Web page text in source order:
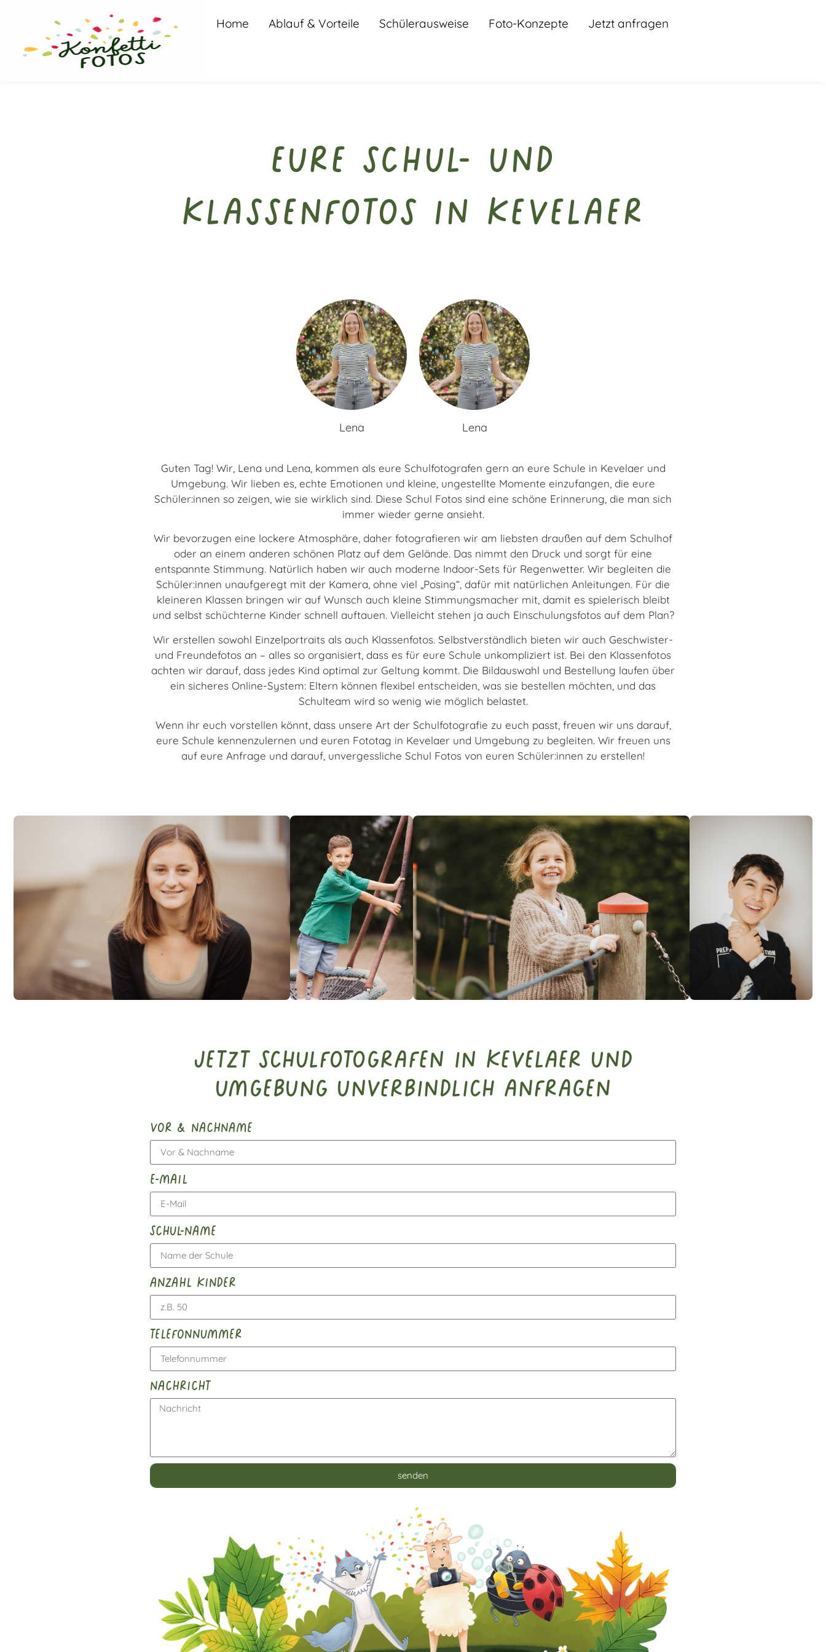
Home Ablauf & Vorteile Schülerausweise Foto-Konzepte Jetzt anfragen
Eure Schul- und
Klassenfotos in Kevelaer
Lena Lena
Guten Tag! Wir, Lena und Lena, kommen als eure Schulfotografen gern an eure Schule in Kevelaer und
Umgebung. Wir lieben es, echte Emotionen und kleine, ungestellte Momente einzufangen, die eure
Schüler:innen so zeigen, wie sie wirklich sind. Diese Schul Fotos sind eine schöne Erinnerung, die man sich
immer wieder gerne ansieht.
Wir bevorzugen eine lockere Atmosphäre, daher fotografieren wir am liebsten draußen auf dem Schulhof
oder an einem anderen schönen Platz auf dem Gelände. Das nimmt den Druck und sorgt für eine
entspannte Stimmung. Natürlich haben wir auch moderne Indoor-Sets für Regenwetter. Wir begleiten die
Schüler:innen unaufgeregt mit der Kamera, ohne viel „Posing“, dafür mit natürlichen Anleitungen. Für die
kleineren Klassen bringen wir auf Wunsch auch kleine Stimmungsmacher mit, damit es spielerisch bleibt
und selbst schüchterne Kinder schnell auftauen. Vielleicht stehen ja auch Einschulungsfotos auf dem Plan?
Wir erstellen sowohl Einzelportraits als auch Klassenfotos. Selbstverständlich bieten wir auch Geschwister-
und Freundefotos an – alles so organisiert, dass es für eure Schule unkompliziert ist. Bei den Klassenfotos
achten wir darauf, dass jedes Kind optimal zur Geltung kommt. Die Bildauswahl und Bestellung laufen über
ein sicheres Online-System: Eltern können flexibel entscheiden, was sie bestellen möchten, und das
Schulteam wird so wenig wie möglich belastet.
Wenn ihr euch vorstellen könnt, dass unsere Art der Schulfotografie zu euch passt, freuen wir uns darauf,
eure Schule kennenzulernen und euren Fototag in Kevelaer und Umgebung zu begleiten. Wir freuen uns
auf eure Anfrage und darauf, unvergessliche Schul Fotos von euren Schüler:innen zu erstellen!
Jetzt Schulfotografen in Kevelaer und
Umgebung unverbindlich anfragen
vor & nachname
e-mail
schul-name
anzahl kinder
telefonnummer
nachricht
senden